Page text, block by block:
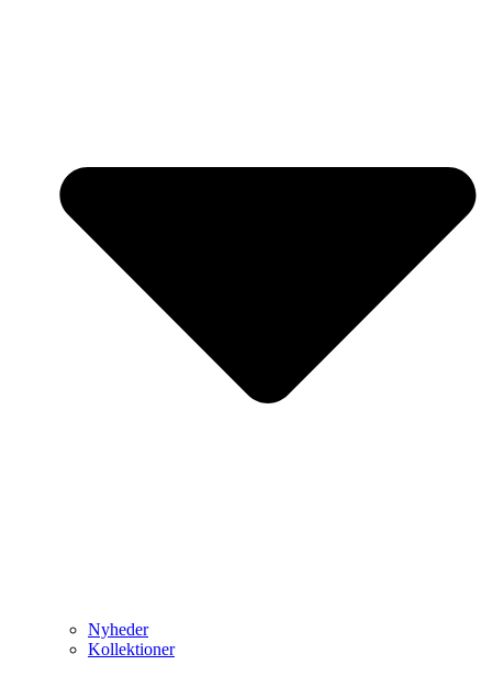
Nyheder
Kollektioner